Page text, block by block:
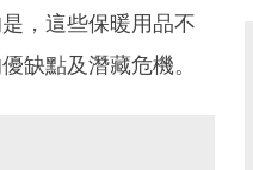
，這些保暖用品不
缺點及潛藏危機。